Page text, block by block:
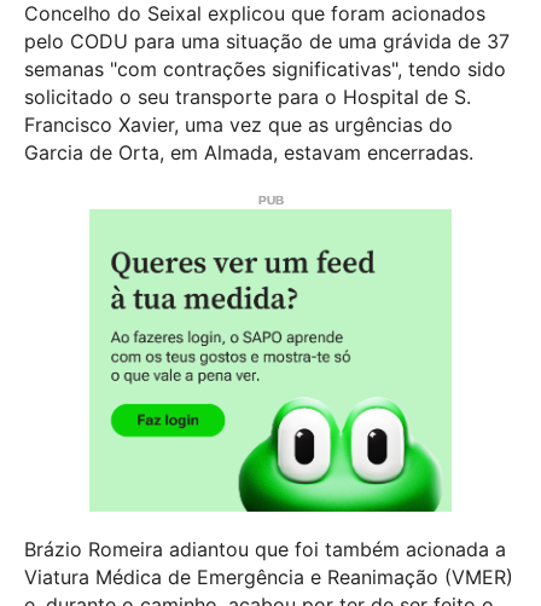
Concelho do Seixal explicou que foram acionados
pelo CODU para uma situação de uma grávida de 37
semanas "com contrações significativas", tendo sido
solicitado o seu transporte para o Hospital de S.
Francisco Xavier, uma vez que as urgências do
Garcia de Orta, em Almada, estavam encerradas.
Brázio Romeira adiantou que foi também acionada a
Viatura Médica de Emergência e Reanimação (VMER)